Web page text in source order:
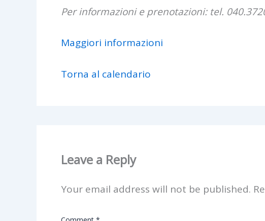
Per informazioni e prenotazioni: tel.
Maggiori informazioni
Torna al calendario
Leave a Reply
Your email address will not be published.